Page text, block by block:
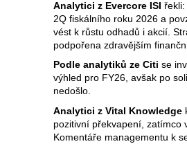
Analytici z Evercore ISI řekli:
2Q fiskálního roku 2026 a
vést k růstu odhadů i akcií.
podpořena zdravějším
Podle analytiků ze Citi se
výhled pro FY26, avšak po
nedošlo.
Analytici z Vital Knowledge
pozitivní překvapení, zatímco
Komentáře managementu k